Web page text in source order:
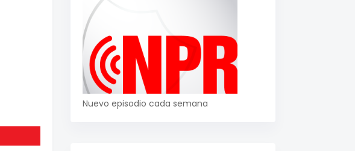
Nuevo episodio cada semana